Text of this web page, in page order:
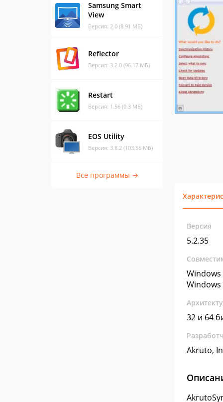
Samsung Smart
View
Версия: 2.0 (8.91 МБ)
Reflector
Версия: 3.2.0 (96.17 МБ)
Restart
Версия: 1.56 (0.3 МБ)
EOS Utility
Версия: 3.8.2 (103.56 МБ)
Все программы →
Версия
5.2.35
Windows
Windows
32 и 64
Akruto,